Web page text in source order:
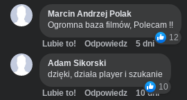
Marcin Andrzej Polak
Ogromna baza filmów, Polecam !!
12
Lubie to! Odpowiedz
5 dni
Adam Sikorski
dzięki, działa player i szukanie
10
Lubie to! Odpowiedz 10 dni